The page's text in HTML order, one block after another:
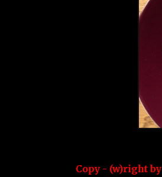
Copy - (w)right by